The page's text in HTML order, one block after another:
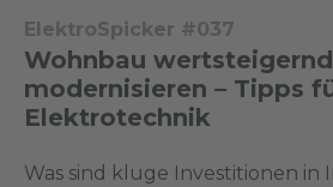
ElektroSpicker #037
Wohnbau wertsteigernd
modernisieren – Tipps
Elektrotechnik
Was sind kluge Investitionen in